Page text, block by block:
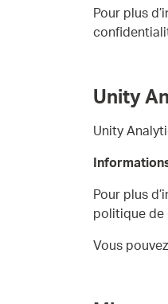
Pour plus
Unity
Unity
Pour plus
politique de
Vous